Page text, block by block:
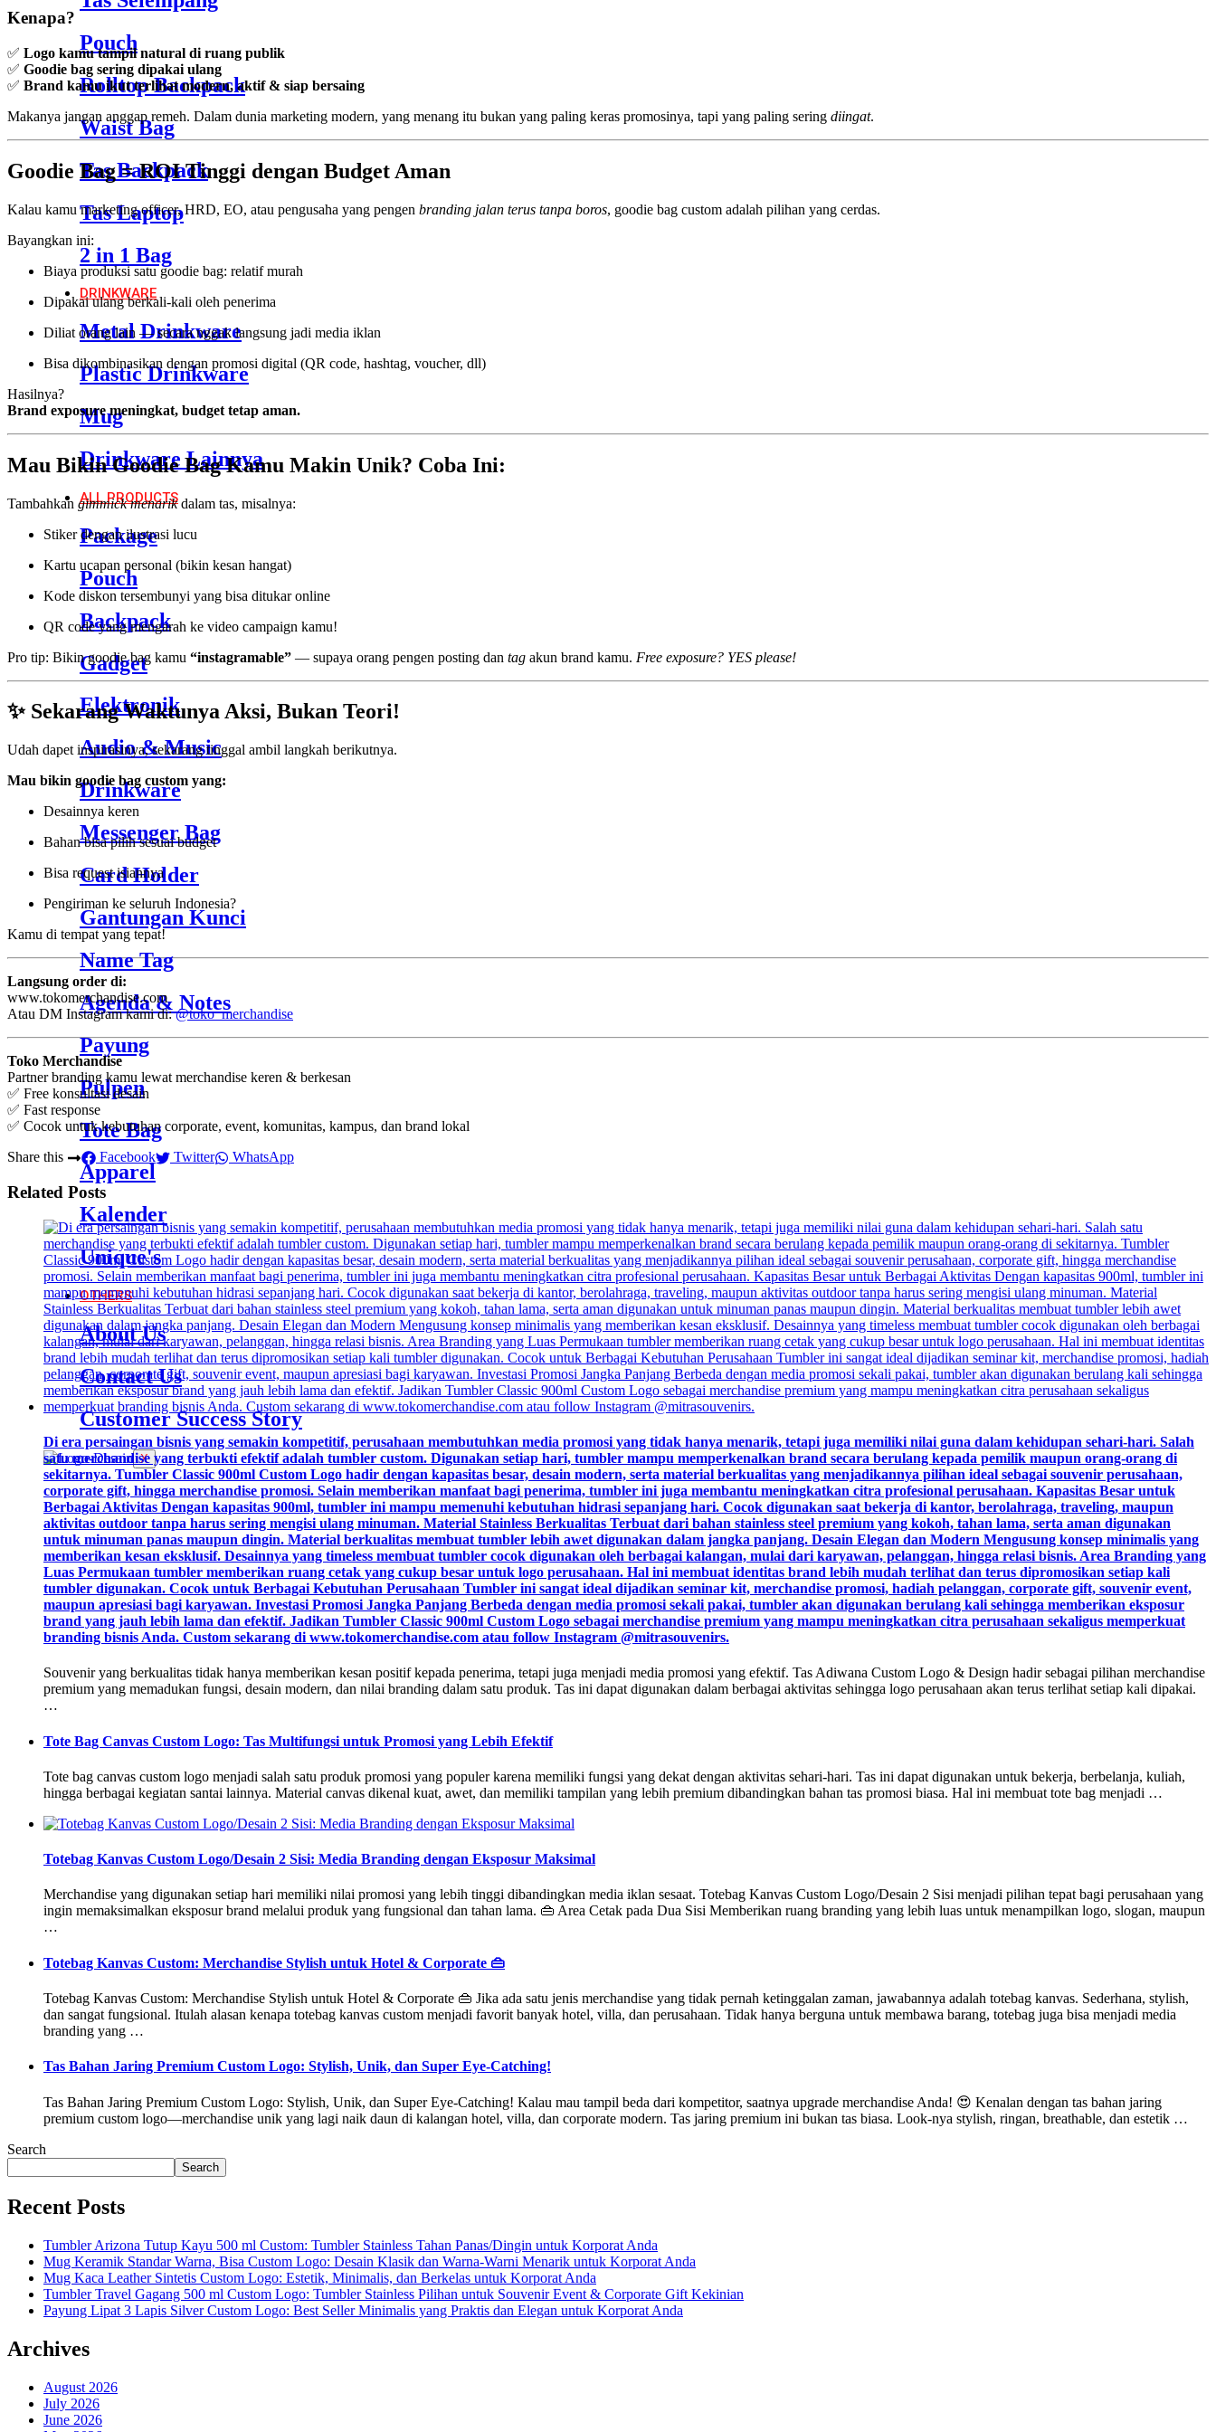
Pouch
Rolltop Backpack
Waist Bag
Tas Backpack
Tas Laptop
2 in 1 Bag
DRINKWARE
Metal Drinkware
Plastic Drinkware
Mug
Drinkware Lainnya
ALL PRODUCTS
Package
Pouch
Backpack
Gadget
Elektronik
Audio & Music
Drinkware
Messenger Bag
Card Holder
Gantungan Kunci
Name Tag
Agenda & Notes
Payung
Pulpen
Tote Bag
Apparel
Kalender
Unique's
OTHERS
About Us
Contact Us
Customer Success Story
X
Kenapa?
✅ Logo kamu tampil natural di ruang publik
✅ Goodie bag sering dipakai ulang
✅ Brand kamu ikut terlihat modern, aktif & siap bersaing
Makanya jangan anggap remeh. Dalam dunia marketing modern, yang menang itu bukan yang paling keras promosinya, tapi yang paling sering diingat.
Goodie Bag = ROI Tinggi dengan Budget Aman
Kalau kamu marketing officer, HRD, EO, atau pengusaha yang pengen branding jalan terus tanpa boros, goodie bag custom adalah pilihan yang cerdas.
Bayangkan ini:
Biaya produksi satu goodie bag: relatif murah
Dipakai ulang berkali-kali oleh penerima
Diliat orang lain — secara nggak langsung jadi media iklan
Bisa dikombinasikan dengan promosi digital (QR code, hashtag, voucher, dll)
Hasilnya?
Brand exposure meningkat, budget tetap aman.
Mau Bikin Goodie Bag Kamu Makin Unik? Coba Ini:
Tambahkan gimmick menarikdalam tas, misalnya:
Stiker dengan ilustrasi lucu
Kartu ucapan personal (bikin kesan hangat)
Kode diskon tersembunyi yang bisa ditukar online
QR code yang mengarah ke video campaign kamu!
Pro tip: Bikin goodie bag kamu “instagramable” — supaya orang pengen posting dan tag akun brand kamu. Free exposure? YES please!
✨ Sekarang Waktunya Aksi, Bukan Teori!
Udah dapet inspirasinya, sekarang tinggal ambil langkah berikutnya.
Mau bikin goodie bag custom yang:
Desainnya keren
Bahan bisa pilih sesuai budget
Bisa request isiannya
Pengiriman ke seluruh Indonesia?
Kamu di tempat yang tepat!
Langsung order di:
www.tokomerchandise.com
Atau DM Instagram kami di:@toko_merchandise
Toko Merchandise
Partner branding kamu lewat merchandise keren & berkesan
✅ Free konsultasi desain
✅ Fast response
✅ Cocok untuk kebutuhan corporate, event, komunitas, kampus, dan brand lokal
Share this
Facebook Twitter WhatsApp
Related Posts
Di era persaingan bisnis yang semakin kompetitif, perusahaan membutuhkan media promosi yang tidak hanya menarik, tetapi juga memiliki nilai guna dalam kehidupan sehari-hari. Salah
satu merchandise yang terbukti efektif adalah tumbler custom. Digunakan setiap hari, tumbler mampu memperkenalkan brand secara berulang kepada pemilik maupun orang-orang di
sekitarnya. Tumbler Classic 900ml Custom Logo hadir dengan kapasitas besar, desain modern, serta material berkualitas yang menjadikannya pilihan ideal sebagai souvenir perusahaan,
corporate gift, hingga merchandise promosi. Selain memberikan manfaat bagi penerima, tumbler ini juga membantu meningkatkan citra profesional perusahaan. Kapasitas Besar untuk
Berbagai Aktivitas Dengan kapasitas 900ml, tumbler ini mampu memenuhi kebutuhan hidrasi sepanjang hari. Cocok digunakan saat bekerja di kantor, berolahraga, traveling, maupun
aktivitas outdoor tanpa harus sering mengisi ulang minuman. Material Stainless Berkualitas Terbuat dari bahan stainless steel premium yang kokoh, tahan lama, serta aman digunakan
untuk minuman panas maupun dingin. Material berkualitas membuat tumbler lebih awet digunakan dalam jangka panjang. Desain Elegan dan Modern Mengusung konsep minimalis yang
memberikan kesan eksklusif. Desainnya yang timeless membuat tumbler cocok digunakan oleh berbagai kalangan, mulai dari karyawan, pelanggan, hingga relasi bisnis. Area Branding yang
Luas Permukaan tumbler memberikan ruang cetak yang cukup besar untuk logo perusahaan. Hal ini membuat identitas brand lebih mudah terlihat dan terus dipromosikan setiap kali
tumbler digunakan. Cocok untuk Berbagai Kebutuhan Perusahaan Tumbler ini sangat ideal dijadikan seminar kit, merchandise promosi, hadiah pelanggan, corporate gift, souvenir event,
maupun apresiasi bagi karyawan. Investasi Promosi Jangka Panjang Berbeda dengan media promosi sekali pakai, tumbler akan digunakan berulang kali sehingga memberikan eksposur
brand yang jauh lebih lama dan efektif. Jadikan Tumbler Classic 900ml Custom Logo sebagai merchandise premium yang mampu meningkatkan citra perusahaan sekaligus memperkuat
branding bisnis Anda. Custom sekarang di www.tokomerchandise.com atau follow Instagram @mitrasouvenirs.
Souvenir yang berkualitas tidak hanya memberikan kesan positif kepada penerima, tetapi juga menjadi media promosi yang efektif. Tas Adiwana Custom Logo & Design hadir sebagai pilihan merchandise
premium yang memadukan fungsi, desain modern, dan nilai branding dalam satu produk. Tas ini dapat digunakan dalam berbagai aktivitas sehingga logo perusahaan akan terus terlihat setiap kali dipakai.
…
Tote Bag Canvas Custom Logo: Tas Multifungsi untuk Promosi yang Lebih Efektif
Tote bag canvas custom logo menjadi salah satu produk promosi yang populer karena memiliki fungsi yang dekat dengan aktivitas sehari-hari. Tas ini dapat digunakan untuk bekerja, berbelanja, kuliah,
hingga berbagai kegiatan santai lainnya. Material canvas dikenal kuat, awet, dan memiliki tampilan yang lebih premium dibandingkan bahan tas promosi biasa. Hal ini membuat tote bag menjadi …
Totebag Kanvas Custom Logo/Desain 2 Sisi: Media Branding dengan Eksposur Maksimal
Merchandise yang digunakan setiap hari memiliki nilai promosi yang lebih tinggi dibandingkan media iklan sesaat. Totebag Kanvas Custom Logo/Desain 2 Sisi menjadi pilihan tepat bagi perusahaan yang
ingin memaksimalkan eksposur brand melalui produk yang fungsional dan tahan lama. 👜 Area Cetak pada Dua Sisi Memberikan ruang branding yang lebih luas untuk menampilkan logo, slogan, maupun
…
Totebag Kanvas Custom: Merchandise Stylish untuk Hotel & Corporate 👜
Totebag Kanvas Custom: Merchandise Stylish untuk Hotel & Corporate 👜 Jika ada satu jenis merchandise yang tidak pernah ketinggalan zaman, jawabannya adalah totebag kanvas. Sederhana, stylish,
dan sangat fungsional. Itulah alasan kenapa totebag kanvas custom menjadi favorit banyak hotel, villa, dan perusahaan. Tidak hanya berguna untuk membawa barang, totebag juga bisa menjadi media
branding yang …
Tas Bahan Jaring Premium Custom Logo: Stylish, Unik, dan Super Eye-Catching!
Tas Bahan Jaring Premium Custom Logo: Stylish, Unik, dan Super Eye-Catching! Kalau mau tampil beda dari kompetitor, saatnya upgrade merchandise Anda! 😍 Kenalan dengan tas bahan jaring
premium custom logo—merchandise unik yang lagi naik daun di kalangan hotel, villa, dan corporate modern. Tas jaring premium ini bukan tas biasa. Look-nya stylish, ringan, breathable, dan estetik …
Search
Search
Recent Posts
Tumbler Arizona Tutup Kayu 500 ml Custom: Tumbler Stainless Tahan Panas/Dingin untuk Korporat Anda
Mug Keramik Standar Warna, Bisa Custom Logo: Desain Klasik dan Warna-Warni Menarik untuk Korporat Anda
Mug Kaca Leather Sintetis Custom Logo: Estetik, Minimalis, dan Berkelas untuk Korporat Anda
Tumbler Travel Gagang 500 ml Custom Logo: Tumbler Stainless Pilihan untuk Souvenir Event & Corporate Gift Kekinian
Payung Lipat 3 Lapis Silver Custom Logo: Best Seller Minimalis yang Praktis dan Elegan untuk Korporat Anda
Archives
August 2026
July 2026
June 2026